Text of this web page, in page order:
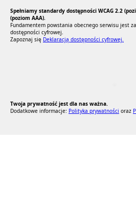
Spełniamy standardy dostępności WCAG 2.2
(poziom AAA).
Fundamentem powstania obecnego serwisu jest
dostępności cyfrowej.
Zapoznaj się Deklaracją dostępności cyfrowej.
Twoja prywatność jest dla nas ważna.
Dodatkowe informacje: Polityka prywatności oraz